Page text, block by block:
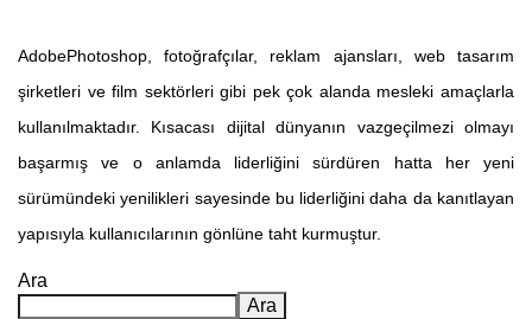
AdobePhotoshop, fotoğrafçılar, reklam ajansları, web tasarım
şirketleri ve film sektörleri gibi pek çok alanda mesleki amaçlarla
kullanılmaktadır. Kısacası dijital dünyanın vazgeçilmezi olmayı
başarmış ve o anlamda liderliğini sürdüren hatta her yeni
sürümündeki yenilikleri sayesinde bu liderliğini daha da kanıtlayan
yapısıyla kullanıcılarının gönlüne taht kurmuştur.
Ara
Ara